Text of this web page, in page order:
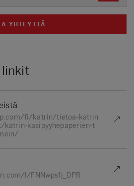
YHTEYTTÄ
linkit
fi/katrin/tietoa-katrin
kasipyyhepaperien-t
l/FNNwpsfj_DPR